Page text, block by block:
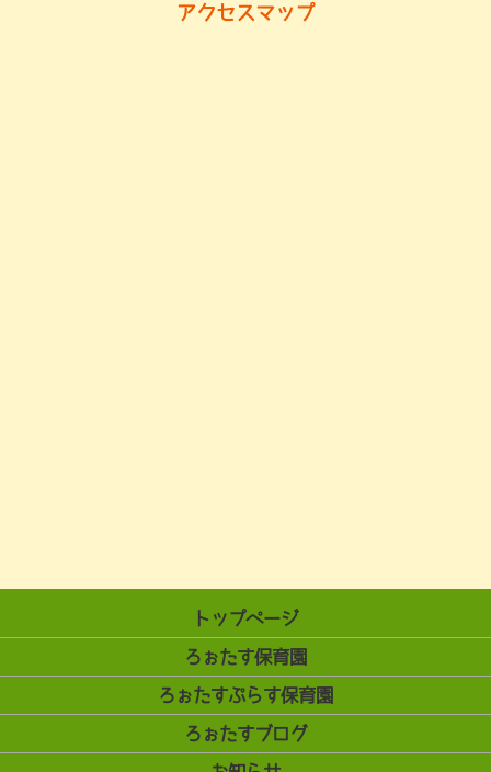
アクセスマップ
トップページ
ろぉたす保育園
ろぉたすぷらす保育園
ろぉたすブログ